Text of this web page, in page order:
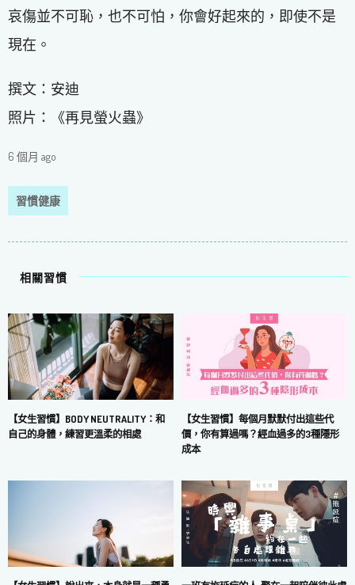
哀傷並不可恥，也不可怕，你會好起來的，即使不是
現在。
撰文：安迪
照片：《再見螢火蟲》
6 個月 ago
習慣健康
相關習慣
【女生習慣】BODY NEUTRALITY：和
自己的身體，練習更溫柔的相處
【女生習慣】每個月默默付出這些代
價，你有算過嗎？經血過多的3種隱形
成本